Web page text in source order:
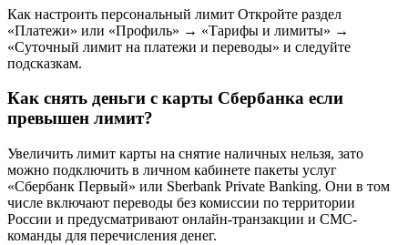
Как настроить персональный лимит Откройте раздел
«Платежи» или «Профиль» → «Тарифы и лимиты» →
«Суточный лимит на платежи и переводы» и следуйте
подсказкам.
Как снять деньги с карты Сбербанка если
превышен лимит?
Увеличить лимит карты на снятие наличных нельзя, зато
можно подключить в личном кабинете пакеты услуг
«Сбербанк Первый» или Sberbank Private Banking. Они в том
числе включают переводы без комиссии по территории
России и предусматривают онлайн-транзакции и СМС-
команды для перечисления денег.